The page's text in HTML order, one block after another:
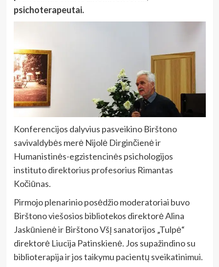
psichoterapeutai.
Konferencijos dalyvius pasveikino Birštono
savivaldybės merė Nijolė Dirginčienė ir
Humanistinės-egzistencinės psichologijos
instituto direktorius profesorius Rimantas
Kočiūnas.
Pirmojo plenarinio posėdžio moderatoriai buvo
Birštono viešosios bibliotekos direktorė Alina
Jaskūnienė ir Birštono VšĮ sanatorijos „Tulpė“
direktorė Liucija Patinskienė. Jos supažindino su
biblioterapija ir jos taikymu pacientų sveikatinimui.